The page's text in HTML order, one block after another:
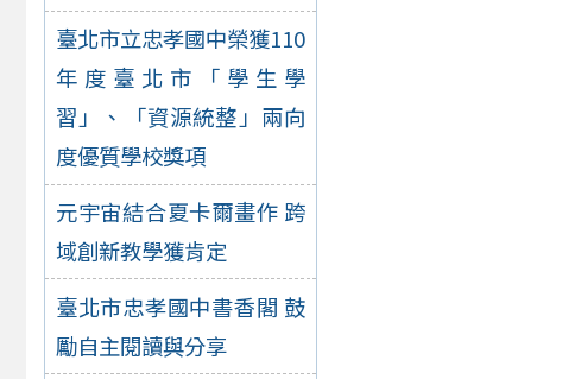
臺北市立忠孝國中榮獲110
年度臺北市「學生學
習」、「資源統整」兩向
度優質學校獎項
元宇宙結合夏卡爾畫作 跨
域創新教學獲肯定
臺北市忠孝國中書香閣 鼓
勵自主閱讀與分享